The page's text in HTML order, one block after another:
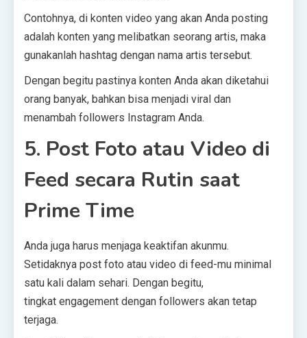
Contohnya, di konten video yang akan Anda posting
adalah konten yang melibatkan seorang artis, maka
gunakanlah hashtag dengan nama artis tersebut.
Dengan begitu pastinya konten Anda akan diketahui
orang banyak, bahkan bisa menjadi viral dan
menambah followers Instagram Anda.
5. Post Foto atau Video di
Feed secara Rutin saat
Prime Time
Anda juga harus menjaga keaktifan akunmu.
Setidaknya post foto atau video di feed-mu minimal
satu kali dalam sehari. Dengan begitu,
tingkat engagement dengan followers akan tetap
terjaga.